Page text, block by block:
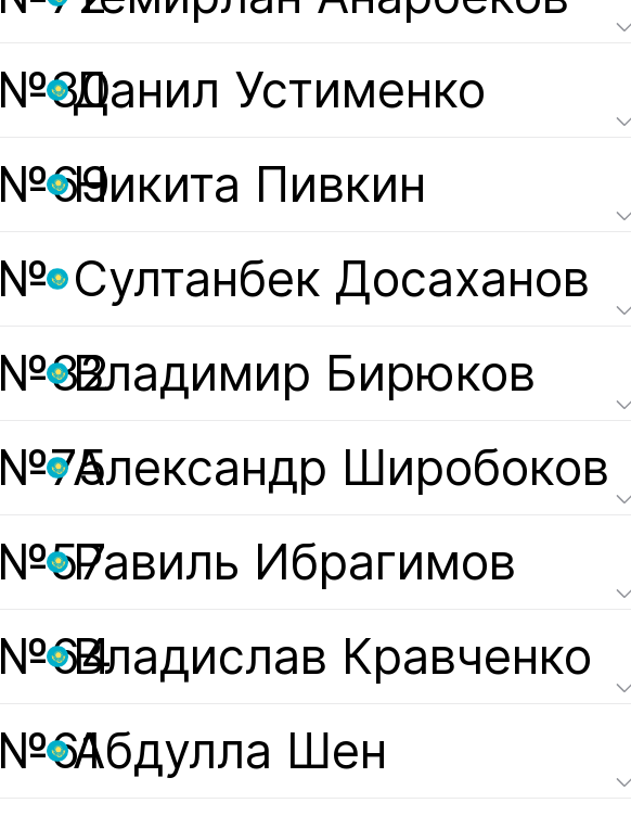
№30Данил Устименко
№69Никита Пивкин
№ Султанбек Досаханов
№32Владимир Бирюков
№75Александр Широбоков
№57Равиль Ибрагимов
№64Владислав Кравченко
№61Абдулла Шен